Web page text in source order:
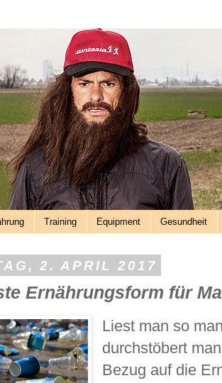
Training Equipment Gesundheit
2. APRIL 2017
Ernährungsform für
Liest man so
durchstöbert
Bezug auf die